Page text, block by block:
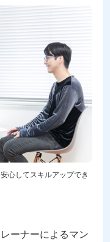
心してスキルアップでき
ーナーによるマン